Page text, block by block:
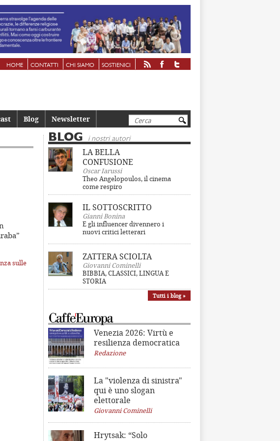
HOME CONTATTI CHI SIAMO SOSTIENICI
Cerca
Blog Newsletter
sulle
BLOG i nostri autori
LA BELLA
CONFUSIONE
Oscar Iarussi
Theo Angelopoulos, il cinema
come respiro
IL SOTTOSCRITTO
Gianni Bonina
E gli influencer divennero i
nuovi critici letterari
ZATTERA SCIOLTA
Giovanni Cominelli
BIBBIA, CLASSICI, LINGUA E
STORIA
Tutti i blog »
Venezia 2026: Virtù e
resilienza democratica
Redazione
La "violenza di sinistra"
qui è uno slogan
elettorale
Giovanni Cominelli
Hrytsak: “Solo